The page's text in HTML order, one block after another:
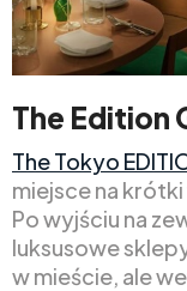
The Edition
The Tokyo
miejsce na
Po wyjściu na
luksusowe
w mieście, ale